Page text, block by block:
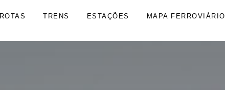
ROTAS TRENS ESTAÇÕES MAPA FERROVIÁRIO